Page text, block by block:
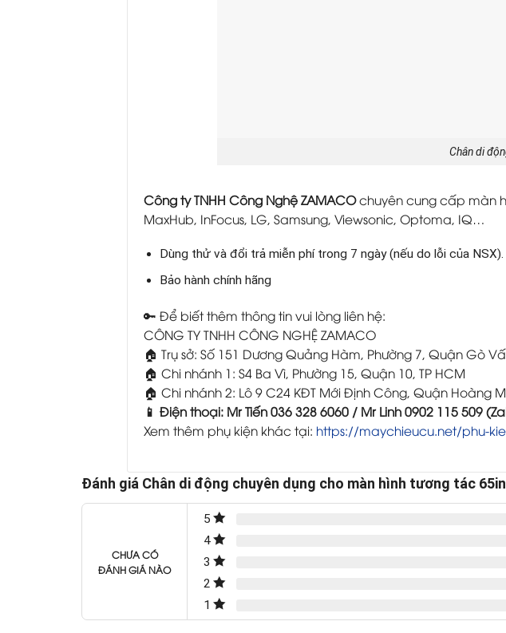
Chân di
Công ty TNHH Công Nghệ ZAMACOchuyên cung cấp màn
MaxHub, InFocus, LG, Samsung, Viewsonic, Optoma, IQ…
Dùng thử và đổi trả miễn phí trong 7 ngày (nếu do lỗi của NSX).
Bảo hành chính hãng
🔑 Để biết thêm thông tin vui lòng liên hệ:
CÔNG TY TNHH CÔNG NGHỆ ZAMACO
🏠 Trụ sở: Số 151 Dương Quảng Hàm, Phường 7, Quận Gò
🏠 Chi nhánh 1: S4 Ba Vì, Phường 15, Quận 10, TP HCM
🏠 Chi nhánh 2: Lô 9 C24 KĐT Mới Định Công, Quận Hoàng
📱 Điện thoại: Mr Tiến 036 328 6060 / Mr Linh 0902 115 509
Xem thêm phụ kiện khác tại: https://maychieucu.net/phu-
Đánh giá Chân di động chuyên dụng cho màn hình tương tác 65in
CHƯA CÓ
ĐÁNH GIÁ NÀO
5
4
3
2
1